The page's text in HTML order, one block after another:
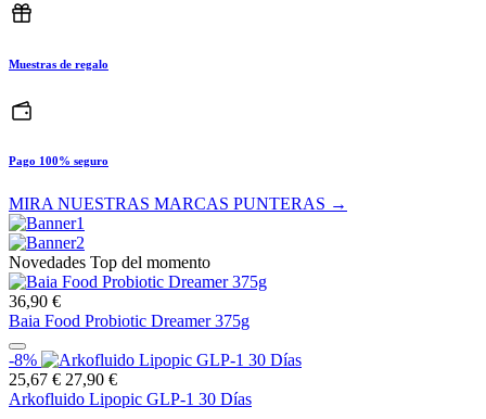
Muestras de regalo
Pago 100% seguro
MIRA NUESTRAS MARCAS PUNTERAS →
Novedades Top del momento
36,90 €
Baia Food Probiotic Dreamer 375g
-8%
25,67 € 27,90 €
Arkofluido Lipopic GLP-1 30 Días